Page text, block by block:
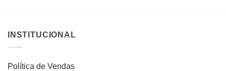
INSTITUCIONAL
Política de Vendas